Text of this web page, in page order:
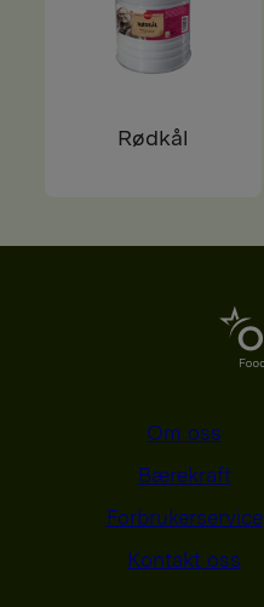
Rødkål
Om oss
Bærekraft
Forbrukerservice
Kontakt oss